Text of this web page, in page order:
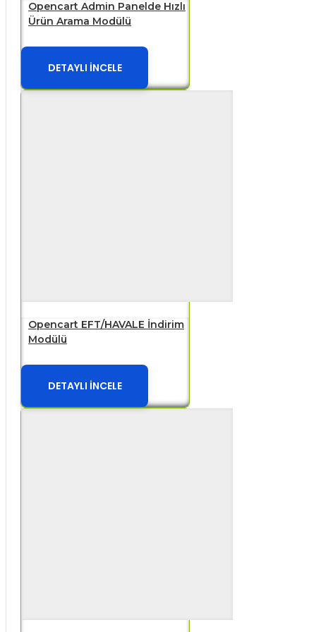
Opencart Admin Panelde Hızlı
Ürün Arama Modülü
DETAYLI İNCELE
Opencart EFT/HAVALE İndirim
Modülü
DETAYLI İNCELE